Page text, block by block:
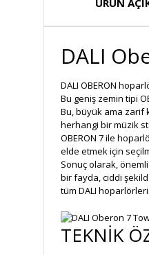
DALI
DALI OBERON
Bu geniş zemin tipi
Bu, büyük ama zarif
herhangi bir müzik
OBERON 7 ile
elde etmek için
Sonuç olarak,
bir fayda, ciddi
tüm DALI
TEKNİK